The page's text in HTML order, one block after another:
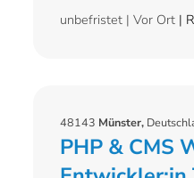
unbefristet |Vor Ort |
48143 Münster,
PHP & CMS